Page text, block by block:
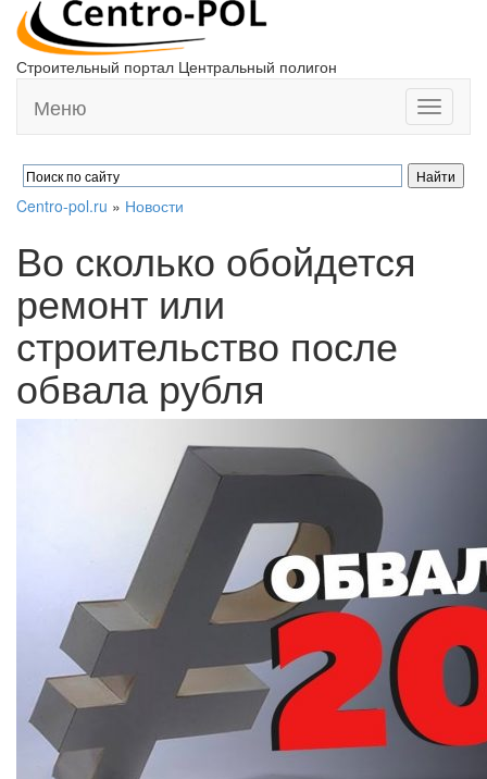
Строительный портал Центральный полигон
Toggle
Меню
Centro-pol.ru » Новости
Во сколько обойдется
ремонт или
строительство после
обвала рубля